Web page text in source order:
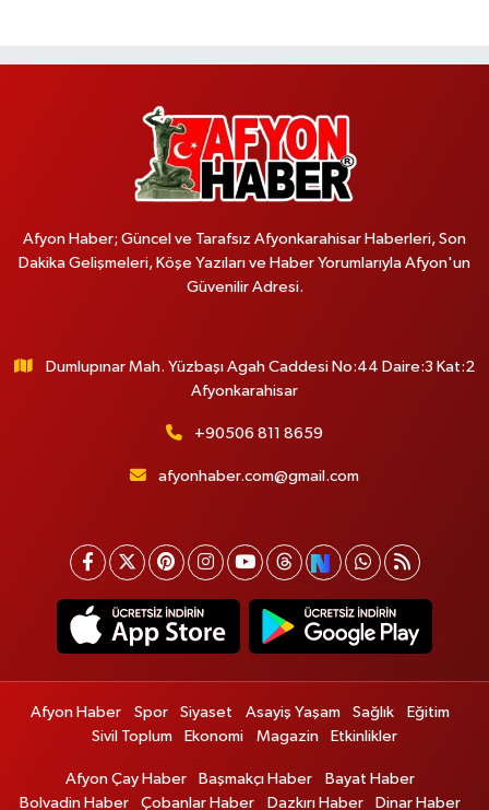
Afyon Haber; Güncel ve Tarafsız Afyonkarahisar Haberleri, Son
Dakika Gelişmeleri, Köşe Yazıları ve Haber Yorumlarıyla Afyon'un
Güvenilir Adresi.
Dumlupınar Mah. Yüzbaşı Agah Caddesi No:44 Daire:3 Kat:2
Afyonkarahisar
+90506 811 8659
afyonhaber.com@gmail.com
Afyon Haber Spor Siyaset Asayiş Yaşam Sağlık
Eğitim
Sivil Toplum
Ekonomi Magazin Etkinlikler
Afyon Çay Haber Başmakçı Haber
Bayat Haber
Bolvadin Haber
Çobanlar Haber Dazkırı Haber Dinar Haber